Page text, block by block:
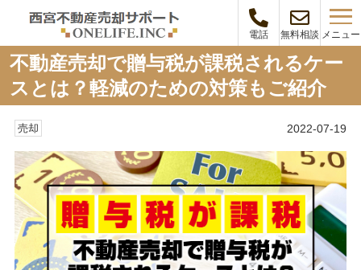
電話 無料相談 メニュー
不動産売却で贈与税が課税されるケー
スとは？軽減のための対策もご紹介
売却 2022-07-19